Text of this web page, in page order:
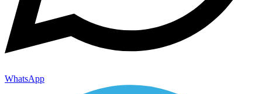
WhatsApp